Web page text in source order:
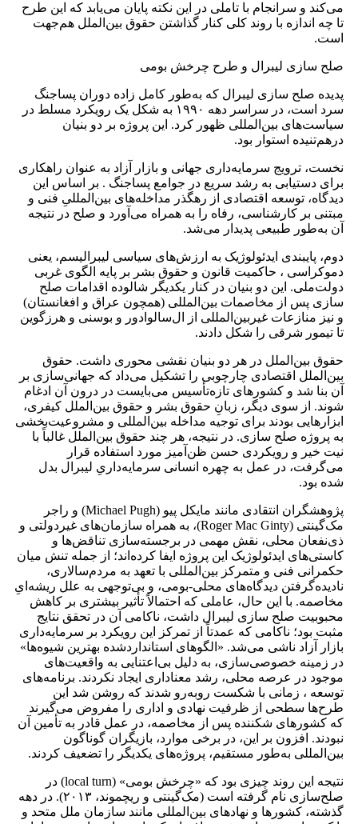
می‌کند و سرانجام با تاملی در این نکته پایان می‌یابد که این طرح
تا چه اندازه با روند کلی کنار گذاشتن حقوق بین‌الملل هم‌جهت
است.
صلح سازی لیبرال و طرح چرخش بومی
پدیده‌ صلح ‌سازی لیبرال که به‌طور کامل زاده‌ دوران پساجنگ
سرد است، در سراسر دهه‌ ۱۹۹۰ به شکل یک رویکرد مسلط در
سیاست‌های بین‌المللی ظهور کرد. این پروژه بر دو بنیان
درهم‌تنیده استوار بود.
نخست، ترویج سرمایه‌داری جهانی و بازار آزاد به ‌عنوان راهکاری
برای دستیابی به رشد سریع در جوامع پساجنگ . بر اساس این
دیدگاه، توسعه‌ اقتصادی از رهگذر مداخله‌های بین‌المللیِ فنی و
مبتنی بر کارشناسی، رفاه را به همراه می‌آورد و صلح در نتیجه‌
آن به‌طور طبیعی پدیدار می‌شد.
دوم، پایبندی ایدئولوژیک به ارزش‌های سیاسی لیبرالیسم، یعنی
دموکراسی ، حاکمیت قانون و حقوق بشر بر پایه‌ الگوی غربی
دولت‌ملی. این دو بنیان در کنار یکدیگر شالوده‌ اقدامات صلح
‌سازی پس از مخاصمات بین‌المللی (همچون عراق و افغانستان)
و نیز منازعات غیربین‌المللی از ال‌سالوادور و بوسنی و هرزگوین
تا تیمور شرقی را شکل دادند.
حقوق بین‌الملل در هر دو بنیان نقشی محوری داشت. حقوق
بین‌الملل اقتصادی چارچوبی را تشکیل می‌داد که جهانی‌سازی بر
آن بنا شد و کشورهای تازه‌تأسیس می‌بایست در درون آن ادغام
شوند. از سوی دیگر، زبانِ حقوق بشر و حقوق بین‌الملل کیفری،
ابزارهایی بودند برای توجیه مداخله‌ بین‌المللی و مشروعیت‌بخشی
به پروژه‌ صلح سازی. در نتیجه، هر چند حقوق بین‌الملل غالباً با
نیت خیر و رویکردی حسن ‌ظن‌آمیز مورد استفاده قرار
می‌گرفت، در عمل به چهره‌ انسانی سرمایه‌داریِ لیبرال بدل
شده بود.
پژوهشگران انتقادی مانند مایکل پیو (Michael Pugh) و راجر
مک‌گینتی (Roger Mac Ginty)، به‌ همراه سازمان‌های غیردولتی و
ذی‌نفعان محلی، نقش مهمی در برجسته‌سازی تناقض‌ها و
کاستی‌های ایدئولوژیک این پروژه ایفا کرده‌اند؛ از جمله تنش میان
حکمرانی فنی و متمرکز بین‌المللی با تعهد به مردم‌سالاری،
نادیده‌گرفتن دیدگاه‌های محلی-بومی، و بی‌توجهی به علل ریشه‌ایِ
مخاصمه. با این حال، عاملی که احتمالاً تأثیر بیشتری بر کاهش
محبوبیت صلح ‌سازی لیبرال داشت، ناکامی آن در تحقق نتایج
مثبت بود؛ ناکامی‌ که عمدتاً از تمرکز این رویکرد بر سرمایه‌داری
بازار آزاد ناشی می‌شد. «الگوهای استاندارد‌شده‌ بهترین شیوه‌ها»
در زمینه‌ خصوصی‌سازی، به دلیل بی‌اعتنایی به واقعیت‌های
موجود در عرصه‌ محلی، رشد معناداری ایجاد نکردند. برنامه‌های
توسعه ، زمانی با شکست روبه‌رو شدند که روشن شد این
طرح‌ها سطحی از ظرفیت نهادی و اداری را مفروض می‌گیرند
که کشورهای شکننده‌ پس از مخاصمه، در عمل قادر به تأمین آن
نبودند. افزون بر این، در برخی موارد، بازیگران گوناگون
بین‌المللی به‌طور مستقیم، پروژه‌های یکدیگر را تضعیف کردند.
نتیجه‌ این روند چیزی بود که «چرخش بومی» (local turn) در
صلح‌سازی نام گرفته است (مک‌گینتی و ریچموند، ۲۰۱۳). در دهه‌
گذشته، کشورها و نهادهای بین‌المللی مانند سازمان ملل متحد و